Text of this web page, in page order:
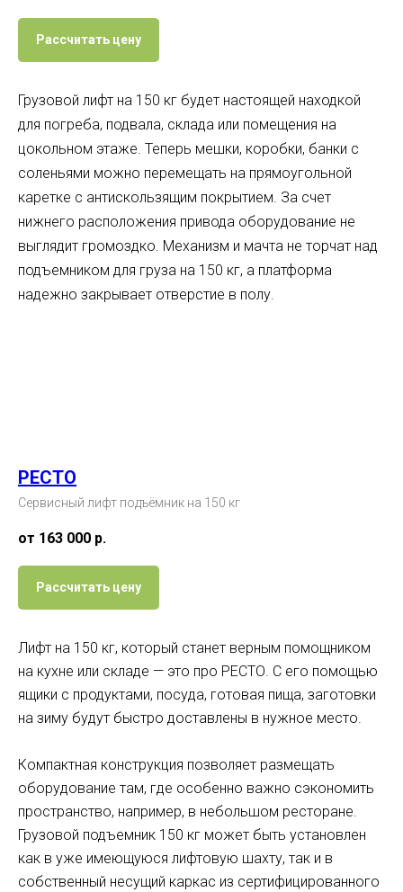
Рассчитать цену
Грузовой лифт на 150 кг будет настоящей находкой
для погреба, подвала, склада или помещения на
цокольном этаже. Теперь мешки, коробки, банки с
соленьями можно перемещать на прямоугольной
каретке с антискользящим покрытием. За счет
нижнего расположения привода оборудование не
выглядит громоздко. Механизм и мачта не торчат над
подъемником для груза на 150 кг, а платформа
надежно закрывает отверстие в полу.
РЕСТО
Сервисный лифт подъёмник на 150 кг
от 163 000 р.
Рассчитать цену
Лифт на 150 кг, который станет верным помощником
на кухне или складе — это про РЕСТО. С его помощью
ящики с продуктами, посуда, готовая пища, заготовки
на зиму будут быстро доставлены в нужное место.
Компактная конструкция позволяет размещать
оборудование там, где особенно важно сэкономить
пространство, например, в небольшом ресторане.
Грузовой подъемник 150 кг может быть установлен
как в уже имеющуюся лифтовую шахту, так и в
собственный несущий каркас из сертифицированного